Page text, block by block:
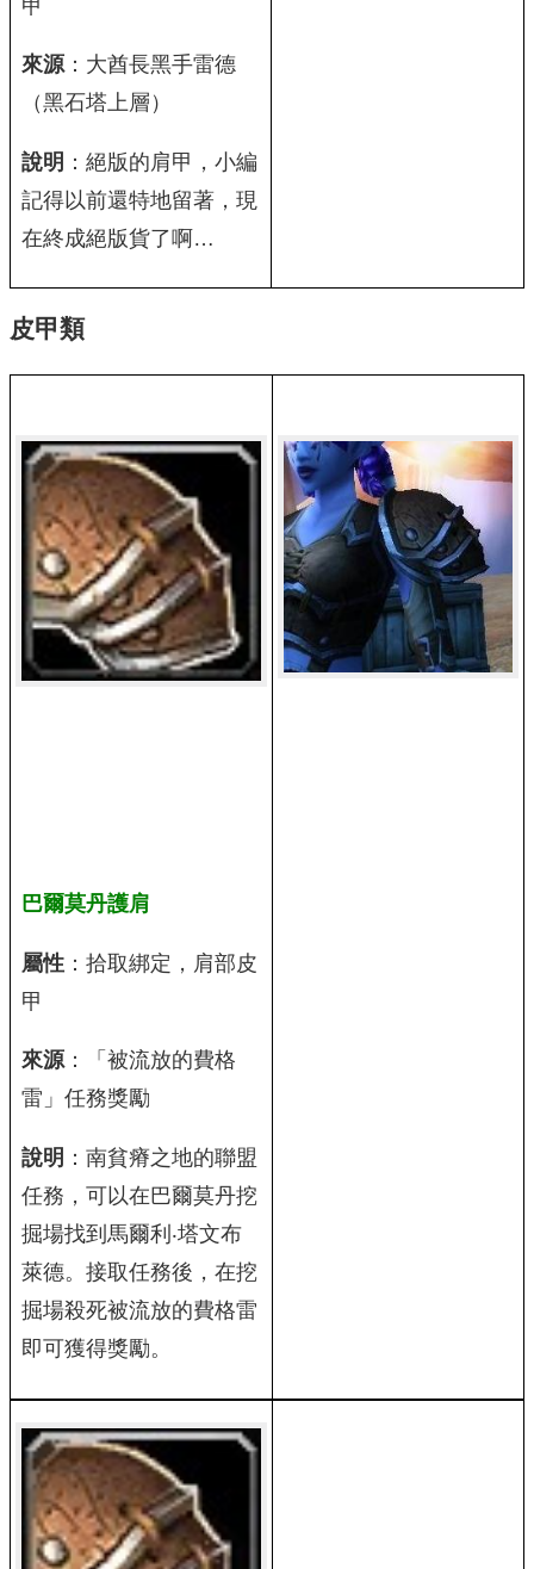
甲
來源：大酋長黑手雷德
（黑石塔上層）
說明 ：絕版的肩甲，小編
記得以前還特地留著，現
在終成絕版貨了啊…
皮甲類
巴爾莫丹護肩
屬性：拾取綁定，肩部皮
甲
來源：「被流放的費格
雷」任務獎勵
說明 ：南貧瘠之地的聯盟
任務，可以在巴爾莫丹挖
掘場找到馬爾利‧塔文布
萊德。接取任務後，在挖
掘場殺死被流放的費格雷
即可獲得獎勵。